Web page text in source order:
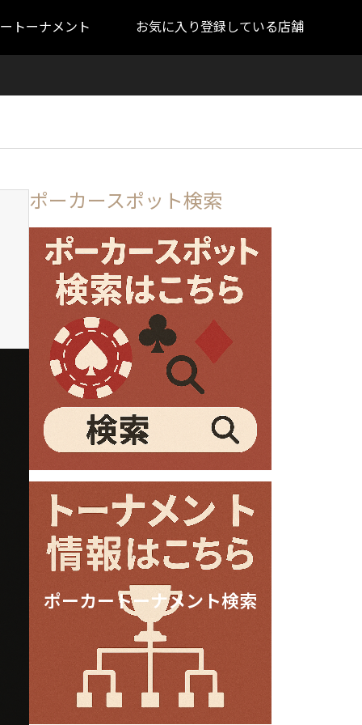
トーナメント お気に入り登録している店舗
ポーカースポット検索
ポーカートーナメント検索